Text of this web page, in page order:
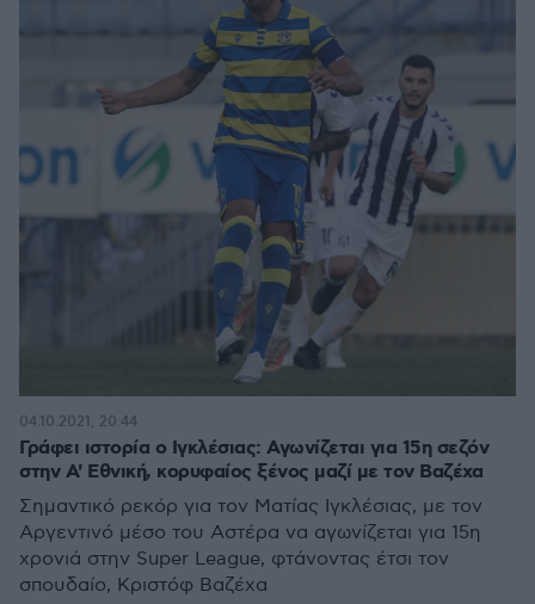
Γράφει ιστορία ο Ιγκλέσιας: Αγωνίζεται για 15η σεζόν
στην Α' Εθνική, κορυφαίος ξένος μαζί με τον Βαζέχα
Σημαντικό ρεκόρ για τον Ματίας Ιγκλέσιας, με τον
Αργεντινό μέσο του Αστέρα να αγωνίζεται για 15η
χρονιά στην Super League, φτάνοντας έτσι τον
σπουδαίο, Κριστόφ Βαζέχα
04.10.2021, 20:44